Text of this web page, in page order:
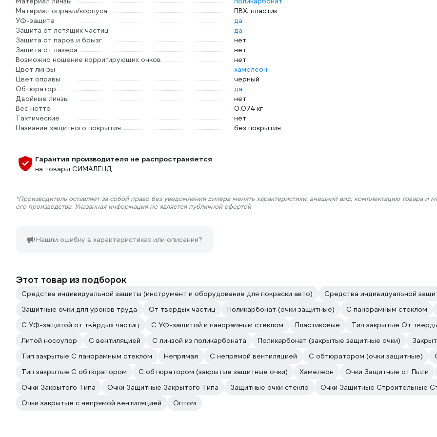
Материал оправы/корпуса
ПВХ, пластик
УФ-защита
да
Защита от летящих частиц
да
Защита от паров и брызг
нет
Защита от лазера
нет
Возможно ношение корригирующих очков
нет
Цвет линзы
хамелеон
Цвет оправы
черный
Обтюратор
да
Двойные линзы
нет
Вес нетто
0.074 кг
Тактические
нет
Название защитного покрытия
без покрытия
Гарантия производителя не распространяется
на товары СИМАЛЕНД
*Производитель оставляет за собой право без уведомления дилера менять характеристики, внешний вид, комплектацию товара и
его производства. Указанная информация не является публичной офертой
Нашли ошибку в характеристиках или описании?
Этот товар из подборок
Средства индивидуальной защиты (инструмент и оборудование для покраски авто)
Средства индивидуальной
Защитные очки для уроков труда
От твердых частиц Поликарбонат (очки защитные)
С панорамным стеклом
С УФ-защитой от твёрдых частиц
С УФ-защитой и панорамным стеклом Пластиковые
Тип закрытые От
Литой носоупор
С вентиляцией С линзой из поликарбоната Поликарбонат (закрытые защитные очки)
Тип закрытые С панорамным стеклом
Непрямая С непрямой вентиляцией С обтюратором (очки защитные)
Тип закрытые С обтюратором
С обтюратором (закрытые защитные очки) Хамелеон
Очки Защитные от Пыли
Очки Закрытого Типа
Очки Защитные Закрытого Типа Защитные очки стекло
Очки Защитные Строительные
Очки закрытые с непрямой вентиляцией
Оптом